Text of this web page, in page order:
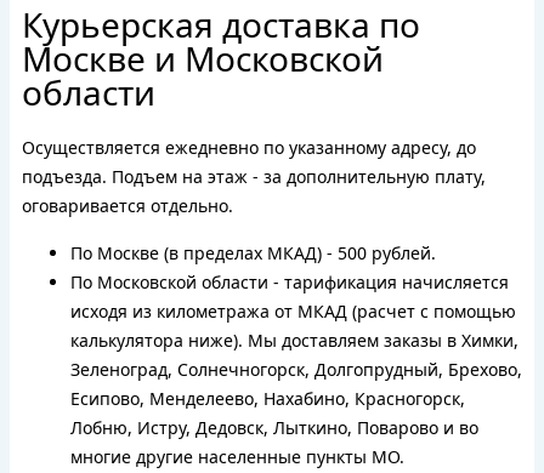
Курьерская доставка по
Москве и Московской
области
Осуществляется ежедневно по указанному адресу, до
подъезда. Подъем на этаж - за дополнительную плату,
оговаривается отдельно.
По Москве (в пределах МКАД) - 500 рублей.
По Московской области - тарификация начисляется
исходя из километража от МКАД (расчет с помощью
калькулятора ниже). Мы доставляем заказы в Химки,
Зеленоград, Солнечногорск, Долгопрудный, Брехово,
Есипово, Менделеево, Нахабино, Красногорск,
Лобню, Истру, Дедовск, Лыткино, Поварово и во
многие другие населенные пункты МО.